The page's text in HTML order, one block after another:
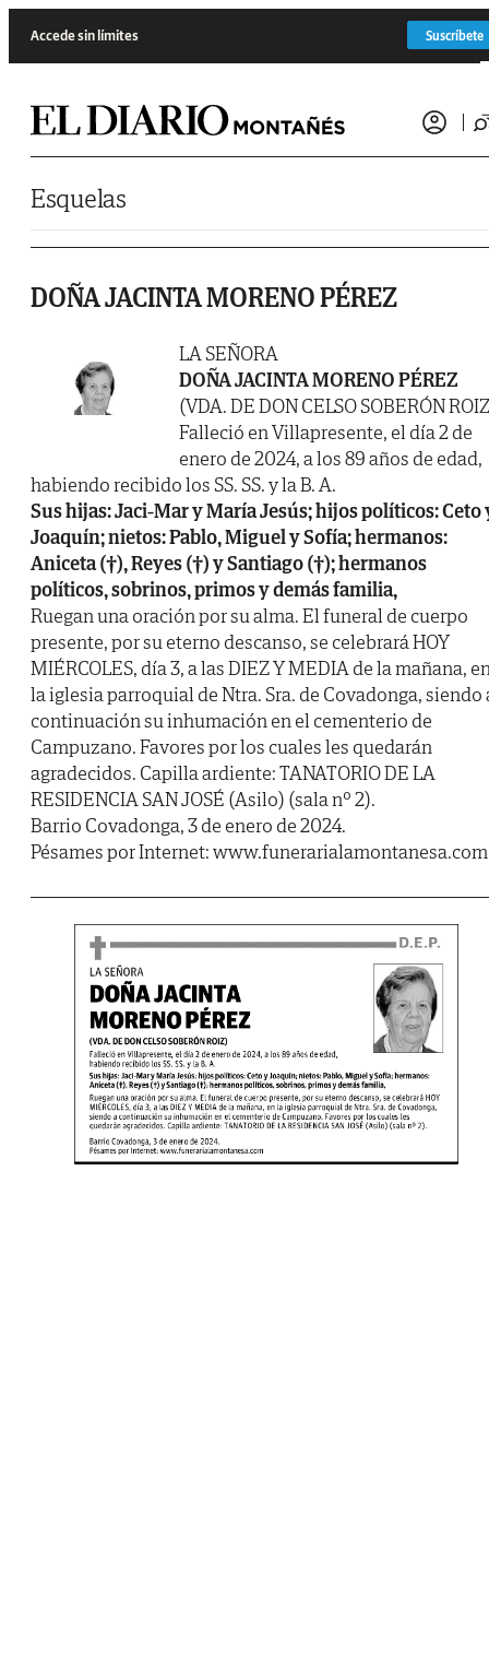
Accede sin límites Suscríbete
Esquelas
DOÑA JACINTA MORENO PÉREZ
LA SEÑORA
DOÑA JACINTA MORENO PÉREZ
(VDA. DE DON CELSO SOBERÓN
Falleció en Villapresente, el día 2 de
enero de 2024, a los 89 años de edad,
habiendo recibido los SS. SS. y la B. A.
Sus hijas: Jaci-Mar y María Jesús; hijos políticos: Ceto
Joaquín; nietos: Pablo, Miguel y Sofía; hermanos:
Aniceta (†), Reyes (†) y Santiago (†); hermanos
políticos, sobrinos, primos y demás familia,
Ruegan una oración por su alma. El funeral de cuerpo
presente, por su eterno descanso, se celebrará HOY
MIÉRCOLES, día 3, a las DIEZ Y MEDIA de la mañana,
la iglesia parroquial de Ntra. Sra. de Covadonga, siendo
continuación su inhumación en el cementerio de
Campuzano. Favores por los cuales les quedarán
agradecidos. Capilla ardiente: TANATORIO DE LA
RESIDENCIA SAN JOSÉ (Asilo) (sala nº 2).
Barrio Covadonga, 3 de enero de 2024.
Pésames por Internet: www.funerarialamontanesa.com